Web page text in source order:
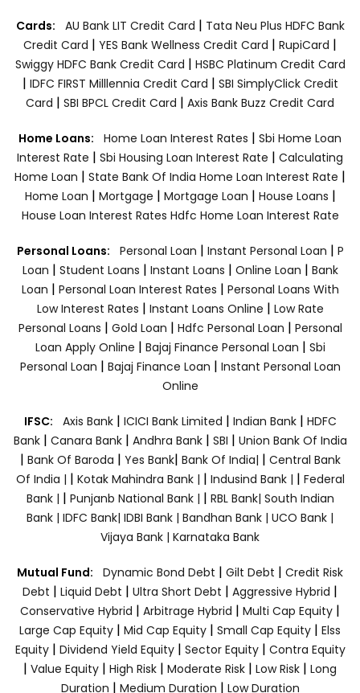
Cards: AU Bank LIT Credit Card | Tata Neu Plus HDFC Bank
Credit Card | YES Bank Wellness Credit Card | RupiCard |
Swiggy HDFC Bank Credit Card | HSBC Platinum Credit Card
| IDFC FIRST Milllennia Credit Card | SBI SimplyClick Credit
Card | SBI BPCL Credit Card | Axis Bank Buzz Credit Card
Home Loans: Home Loan Interest Rates | Sbi Home Loan
Interest Rate | Sbi Housing Loan Interest Rate | Calculating
Home Loan | State Bank Of India Home Loan Interest Rate |
Home Loan | Mortgage | Mortgage Loan | House Loans |
House Loan Interest Rates Hdfc Home Loan Interest Rate
Personal Loans: Personal Loan | Instant Personal Loan | P
Loan | Student Loans | Instant Loans | Online Loan | Bank
Loan | Personal Loan Interest Rates | Personal Loans With
Low Interest Rates | Instant Loans Online | Low Rate
Personal Loans | Gold Loan | Hdfc Personal Loan | Personal
Loan Apply Online | Bajaj Finance Personal Loan | Sbi
Personal Loan | Bajaj Finance Loan | Instant Personal Loan
Online
IFSC: Axis Bank | ICICI Bank Limited | Indian Bank | HDFC
Bank| Canara Bank | Andhra Bank| SBI | Union Bank Of India
| Bank Of Baroda | Yes Bank| Bank Of India| | Central Bank
Of India | | Kotak Mahindra Bank | | Indusind Bank | | Federal
Bank | | Punjanb National Bank | | RBL Bank| South Indian
Bank | IDFC Bank| IDBI Bank | Bandhan Bank | UCO Bank |
Vijaya Bank | Karnataka Bank
Mutual Fund: Dynamic Bond Debt | Gilt Debt | Credit Risk
Debt | Liquid Debt | Ultra Short Debt | Aggressive Hybrid |
Conservative Hybrid | Arbitrage Hybrid | Multi Cap Equity |
Large Cap Equity | Mid Cap Equity | Small Cap Equity | Elss
Equity| Dividend Yield Equity| Sector Equity | Contra Equity
| Value Equity | High Risk | Moderate Risk | Low Risk | Long
Duration | Medium Duration | Low Duration